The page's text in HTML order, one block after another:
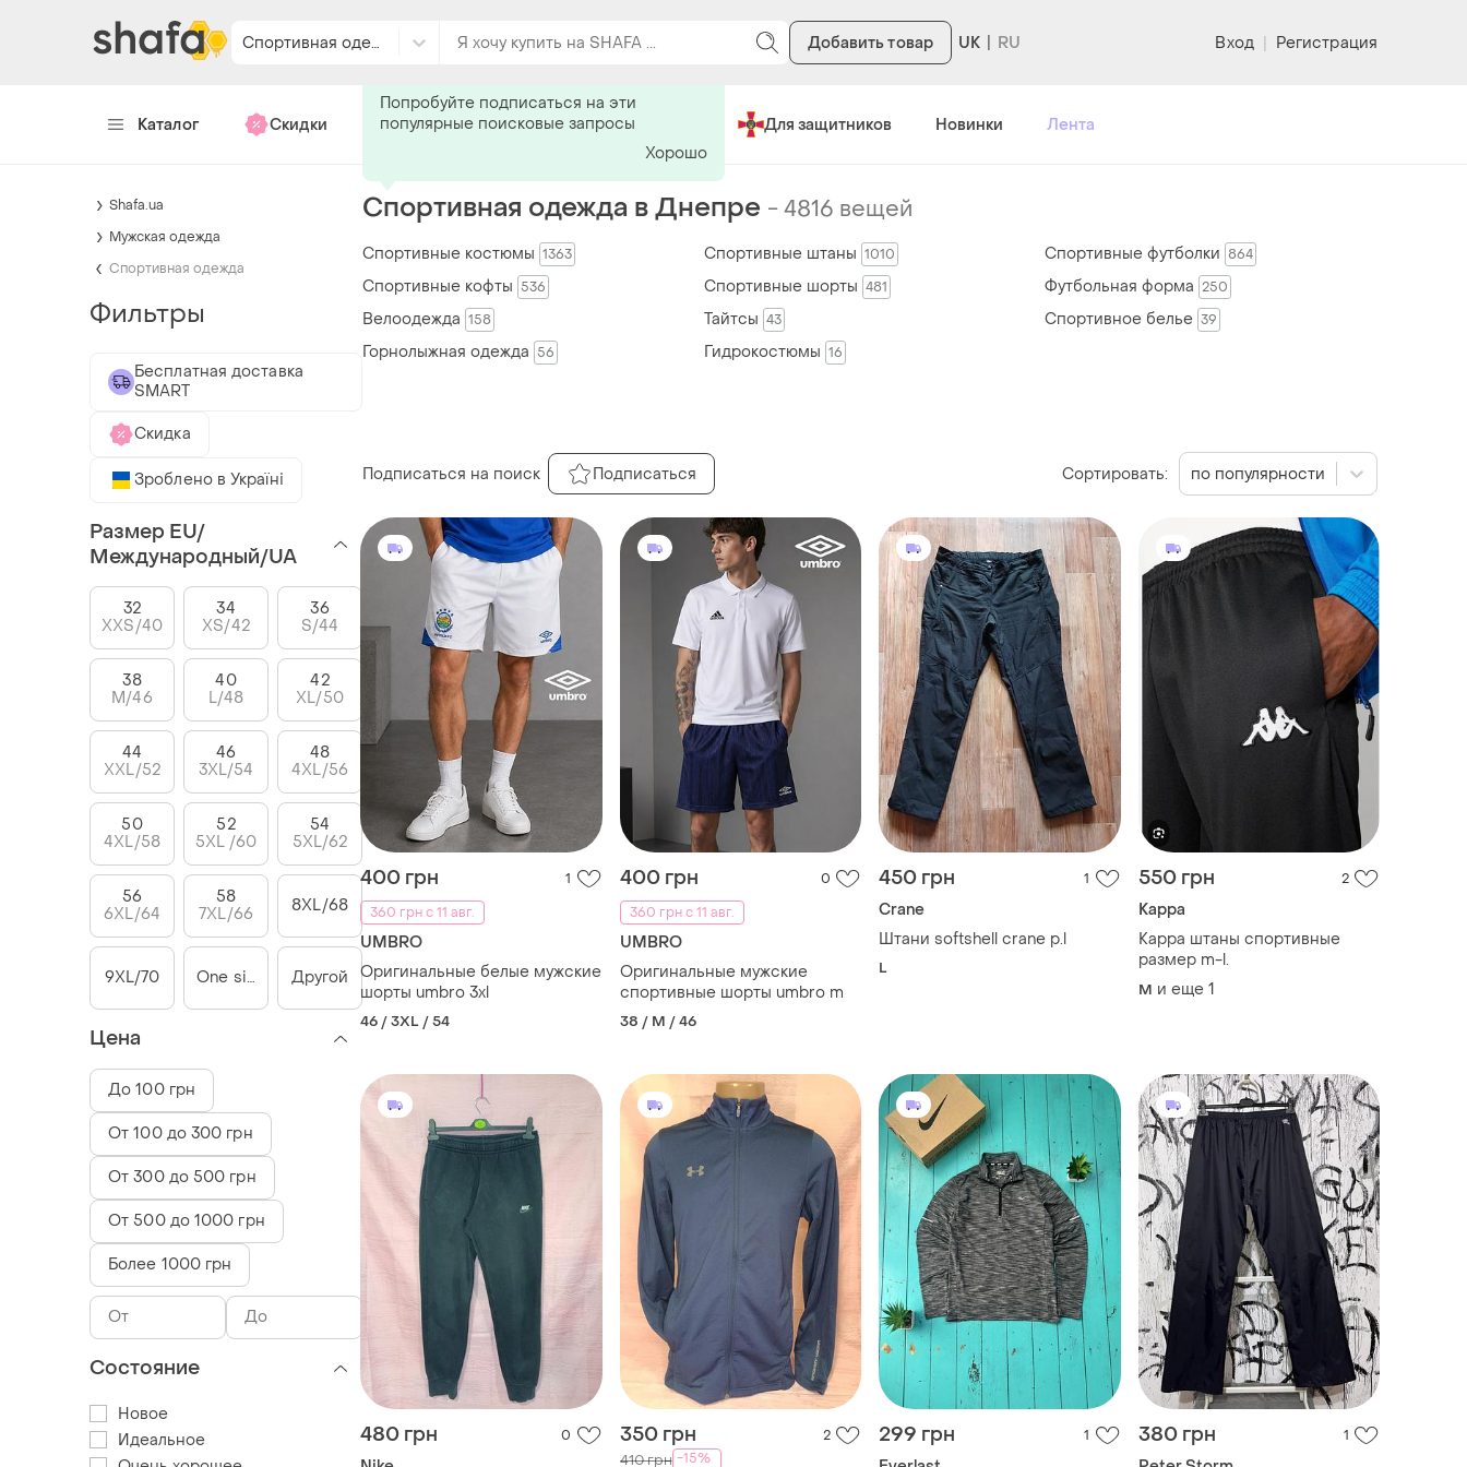
Спортивная одежда Добавить товар UK Вход | Регистрация
Каталог Скидки Хендмейд Сделано в Украине Для защитников Новинки Лента
Спортивная одежда в Днепре -4816 вещей
400 грн
1
360 грн с 11 авг.
UMBRO
Оригинальные белые мужские
шорты umbro 3xl
46 / 3XL / 54
400 грн
0
360 грн с 11 авг.
UMBRO
Оригинальные мужские
спортивные шорты umbro m
38 / M / 46
450 грн 1
Crane
Штани softshell crane p.l
L
550 грн 2
Kappa
Kappa штаны спортивные
размер m-l.
M и еще 1
480 грн 0 350 грн 2
410 грн -15%
299 грн 1 380 грн 1
Спортивные костюмы 1363 Спортивные штаны 1010 Спортивные футболки 864
Спортивные кофты 536 Спортивные шорты 481 Футбольная форма 250
Велоодежда 158 Тайтсы 43 Спортивное белье 39
Горнолыжная одежда 56 Гидрокостюмы 16
Подписаться на поиск Подписаться
Попробуйте подписаться на эти
популярные поисковые запросы
Хорошо
Сортировать: по популярности
Shafa.ua
Мужская одежда
Спортивная одежда
Фильтры
Бесплатная доставка
SMART
Скидка
Зроблено в Україні
Размер EU/
Международный/UA
32
XXS/40
34
XS/42
36
S/44
38
M/46
40
L/48
42
XL/50
44
XXL/52
46
3XL/54
48
4XL/56
50
4XL/58
52
5XL /60
54
5XL/62
56
6XL/64
58
7XL/66
8XL/68
9XL/70 One size Другой
Цена
До 100 грн
От 100 до 300 грн
От 300 до 500 грн
От 500 до 1000 грн
Более 1000 грн
Состояние
Новое
Идеальное